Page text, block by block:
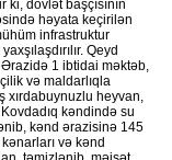
ki, dövlət başçısının
həyata keçirilən
infrastruktur
Qeyd
1 ibtidai məktəb,
və maldarlıqla
xırdabuynuzlu heyvan,
kəndində su
kənd ərazisinə 145
və kənd